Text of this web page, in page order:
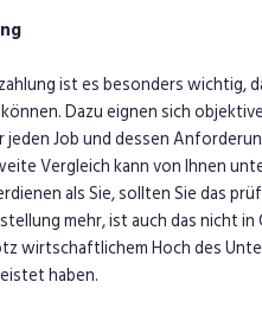
ist es besonders wichtig,
Dazu eignen sich
Job und dessen
Vergleich kann von Ihnen
als Sie, sollten Sie das
mehr, ist auch das nicht
wirtschaftlichem Hoch des
haben.